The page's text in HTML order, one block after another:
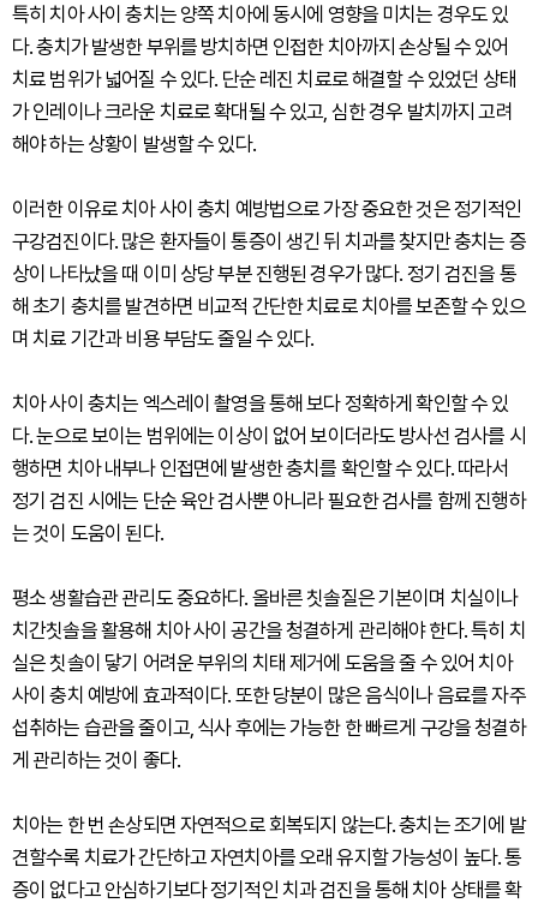
특히 치아 사이 충치는 양쪽 치아에 동시에 영향을 미치는 경우도 있
다. 충치가 발생한 부위를 방치하면 인접한 치아까지 손상될 수 있어
치료 범위가 넓어질 수 있다. 단순 레진 치료로 해결할 수 있었던 상태
가 인레이나 크라운 치료로 확대될 수 있고, 심한 경우 발치까지 고려
해야 하는 상황이 발생할 수 있다.
이러한 이유로 치아 사이 충치 예방법으로 가장 중요한 것은 정기적인
구강검진이다. 많은 환자들이 통증이 생긴 뒤 치과를 찾지만 충치는 증
상이 나타났을 때 이미 상당 부분 진행된 경우가 많다. 정기 검진을 통
해 초기 충치를 발견하면 비교적 간단한 치료로 치아를 보존할 수 있으
며 치료 기간과 비용 부담도 줄일 수 있다.
치아 사이 충치는 엑스레이 촬영을 통해 보다 정확하게 확인할 수 있
다. 눈으로 보이는 범위에는 이상이 없어 보이더라도 방사선 검사를 시
행하면 치아 내부나 인접면에 발생한 충치를 확인할 수 있다. 따라서
정기 검진 시에는 단순 육안 검사뿐 아니라 필요한 검사를 함께 진행하
는 것이 도움이 된다.
평소 생활습관 관리도 중요하다. 올바른 칫솔질은 기본이며 치실이나
치간칫솔을 활용해 치아 사이 공간을 청결하게 관리해야 한다. 특히 치
실은 칫솔이 닿기 어려운 부위의 치태 제거에 도움을 줄 수 있어 치아
사이 충치 예방에 효과적이다. 또한 당분이 많은 음식이나 음료를 자주
섭취하는 습관을 줄이고, 식사 후에는 가능한 한 빠르게 구강을 청결하
게 관리하는 것이 좋다.
치아는 한 번 손상되면 자연적으로 회복되지 않는다. 충치는 조기에 발
견할수록 치료가 간단하고 자연치아를 오래 유지할 가능성이 높다. 통
증이 없다고 안심하기보다 정기적인 치과 검진을 통해 치아 상태를 확